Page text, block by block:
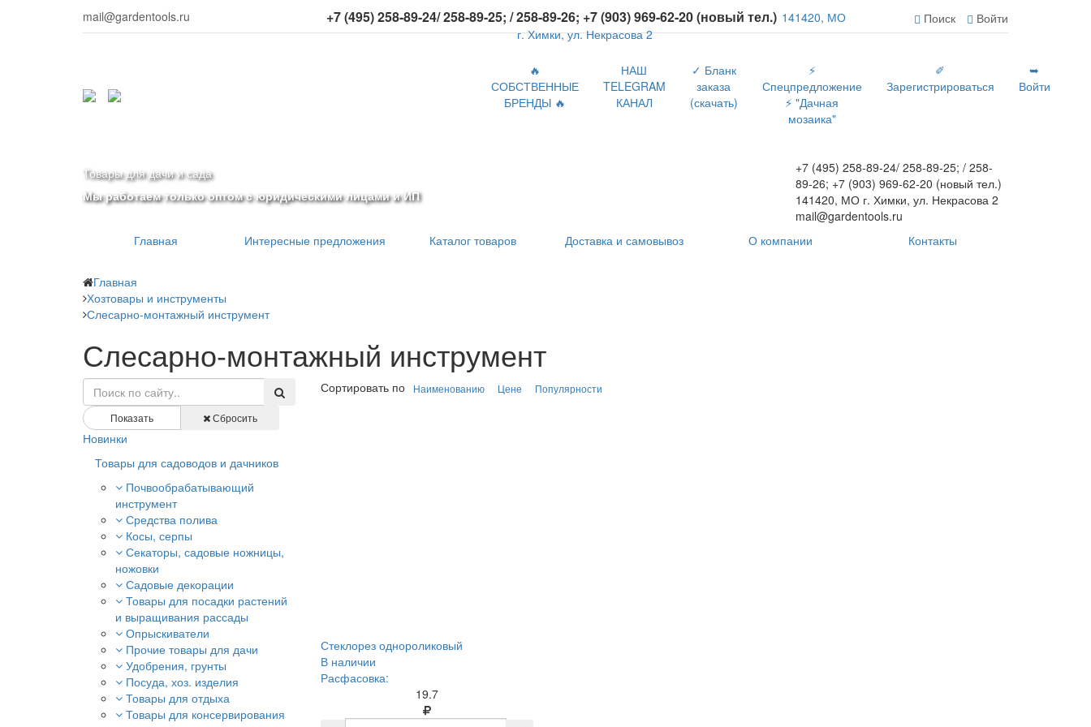
mail@gardentools.ru +7 (495) 258-89-24/ 258-89-25; / 258-89-26; +7 (903) 969-62-20 (новый тел.) 141420, МО
г. Химки, ул. Некрасова 2
Поиск Войти
🔥
СОБСТВЕННЫЕ
БРЕНДЫ 🔥
НАШ
TELEGRAM
КАНАЛ
✓ Бланк
заказа
(скачать)
⚡
Спецпредложение
⚡ "Дачная
мозаика"
✐
Зарегистрироваться
➥
Войти
Товары для дачи и сада
Мы работаем только оптом с юридическими лицами и ИП
+7 (495) 258-89-24/ 258-89-25; / 258-
89-26; +7 (903) 969-62-20 (новый тел.)
141420, МО г. Химки, ул. Некрасова 2
mail@gardentools.ru
Главная
Интересные предложения Каталог товаров Доставка и самовывоз О компании Контакты
Главная
Хозтовары и инструменты
Слесарно-монтажный инструмент
Слесарно-монтажный инструмент
Показать Сбросить
Новинки
Товары для садоводов и дачников
Почвообрабатывающий
инструмент
Средства полива
Косы, серпы
Секаторы, садовые ножницы,
ножовки
Садовые декорации
Товары для посадки растений
и выращивания рассады
Опрыскиватели
Прочие товары для дачи
Удобрения, грунты
Посуда, хоз. изделия
Товары для отдыха
Товары для консервирования
Сортировать по Наименованию Цене Популярности
Стеклорез однороликовый
В наличии
Расфасовка:
19.7